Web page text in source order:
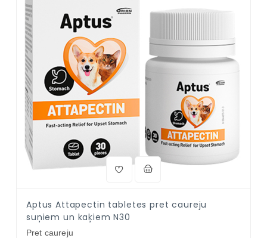
Aptus Attapectin tabletes pret caureju
suņiem un kaķiem N30
Pret caureju